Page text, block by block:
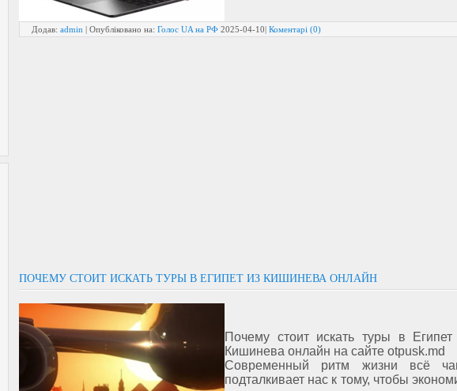
Додав: admin | Опубліковано на: Голос UA на РФ 2025-04-10| Коментарі (0)
ПОЧЕМУ СТОИТ ИСКАТЬ ТУРЫ В ЕГИПЕТ ИЗ КИШИНЕВА ОНЛАЙН
Почему стоит искать туры в Египет
Кишинева онлайн на сайте otpusk.md
Современный ритм жизни всё
подталкивает нас к тому, чтобы